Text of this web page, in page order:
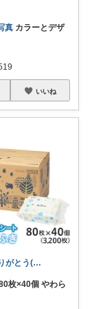
真 カラーとデザ
いいね
花🌼ありがとう(*･ω･)*_ _)ﾍ
枚×40個 やわら